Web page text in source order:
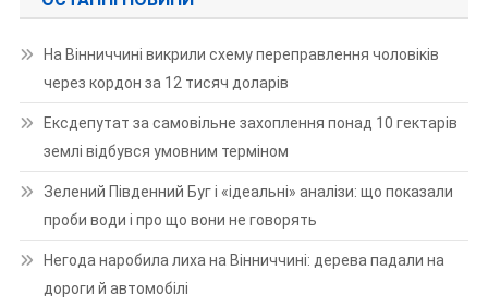
На Вінниччині викрили схему переправлення чоловіків
через кордон за 12 тисяч доларів
Ексдепутат за самовільне захоплення понад 10 гектарів
землі відбувся умовним терміном
Зелений Південний Буг і «ідеальні» аналізи: що показали
проби води і про що вони не говорять
Негода наробила лиха на Вінниччині: дерева падали на
дороги й автомобілі